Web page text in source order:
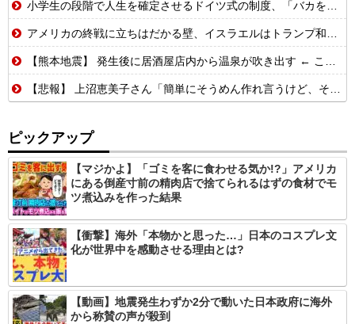
小学生の段階で人生を確定させるドイツ式の制度、「バカを振い落せるから合理的だ」と自惚れていた結果……
アメリカの終戦に立ちはだかる壁、イスラエルはトランプ和平案に「同意せず」！
【熊本地震】 発生後に居酒屋店内から温泉が吹き出す ← これ前触れじゃね？
【悲報】 上沼恵美子さん「簡単にそうめん作れ言うけど、そうめん作りて地獄なんよ」
ピックアップ
【マジかよ】「ゴミを客に食わせる気か!?」アメリカ
にある倒産寸前の精肉店で捨てられるはずの食材でモ
ツ煮込みを作った結果
【衝撃】海外「本物かと思った…」日本のコスプレ文
化が世界中を感動させる理由とは?
【動画】地震発生わずか2分で動いた日本政府に海外
から称賛の声が殺到